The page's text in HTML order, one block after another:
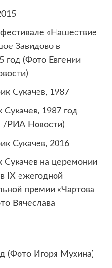
«Нашествие
Завидово в
год (Фото Евгении
Сукачев, 1987 год
/РИА Новости)
Сукачев на церемонии
IX ежегодной
премии «Чартова
Вячеслава
(Фото Игоря Мухина)